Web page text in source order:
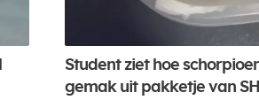
Student ziet hoe
gemak uit pakketje van